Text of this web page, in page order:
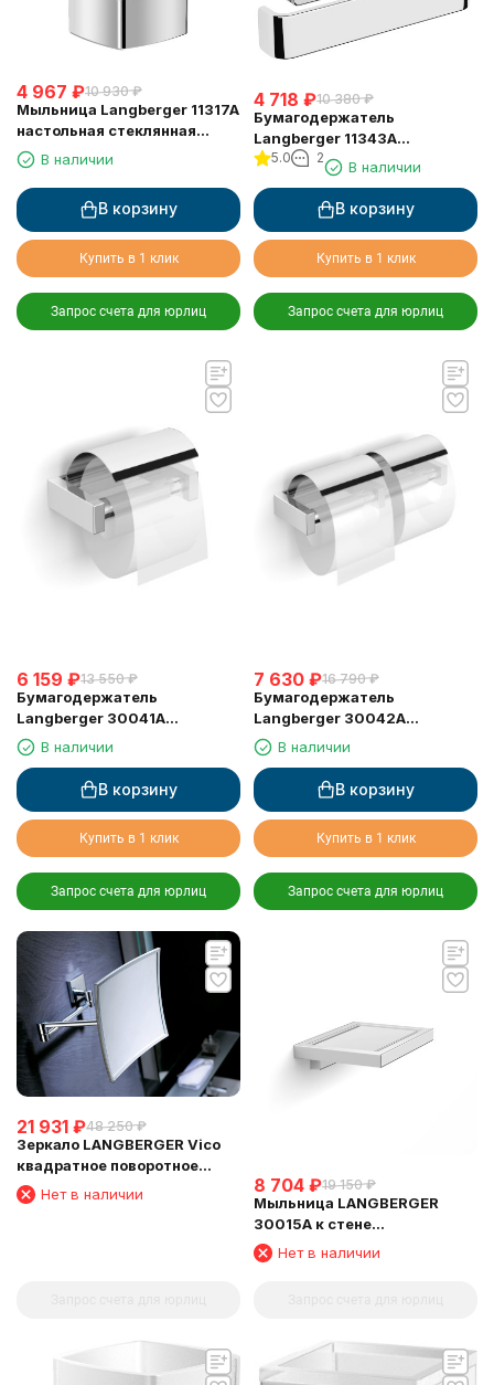
4 967 ₽10 930 ₽
Мыльница Langberger 11317A
настольная стеклянная
квадратная
В наличии
В корзину
Купить в 1 клик
Запрос счета для юрлиц
4 718 ₽10 380 ₽
Бумагодержатель
Langberger 11343A
туалетной бумаги без
крышки квадратный
5.0 2
В наличии
В корзину
Купить в 1 клик
Запрос счета для юрлиц
6 159 ₽13 550 ₽
Бумагодержатель
Langberger 30041A
туалетной бумаги с
крышкой
В наличии
В корзину
Купить в 1 клик
Запрос счета для юрлиц
7 630 ₽16 790 ₽
Бумагодержатель
Langberger 30042A
туалетной бумаги с
крышкой двойной
В наличии
В корзину
Купить в 1 клик
Запрос счета для юрлиц
21 931 ₽48 250 ₽
Зеркало LANGBERGER Vico
квадратное поворотное
косметическое 5 кратное
увеличение (75485)
Нет в наличии 8 704 ₽19 150 ₽
Мыльница LANGBERGER
30015A к стене
хромированная (L&C)
Нет в наличии